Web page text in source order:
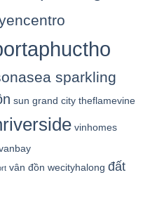
sparkling
sun grand city theflamevine
vinhomes
vân đồn wecityhalong đất